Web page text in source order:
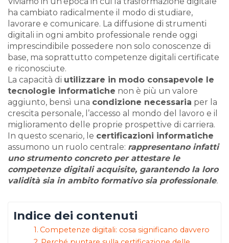
ha cambiato radicalmente il modo di studiare,
lavorare e comunicare. La diffusione di strumenti
digitali in ogni ambito professionale rende oggi
imprescindibile possedere non solo conoscenze di
base, ma soprattutto competenze digitali certificate
e riconosciute.
La capacità di utilizzare in modo consapevole le
tecnologie informatiche non è più un valore
aggiunto, bensì una condizione necessaria per la
crescita personale, l’accesso al mondo del lavoro e il
miglioramento delle proprie prospettive di carriera.
In questo scenario, le certificazioni informatiche
assumono un ruolo centrale: rappresentano infatti
uno strumento concreto per attestare le
competenze digitali acquisite, garantendo la loro
validità sia in ambito formativo sia professionale.
Indice dei contenuti
Competenze digitali: cosa significano davvero